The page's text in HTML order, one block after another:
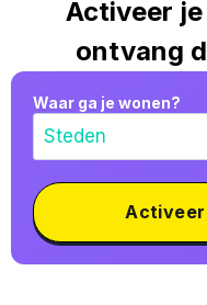
Activeer
ontvang
Waar ga je wonen?